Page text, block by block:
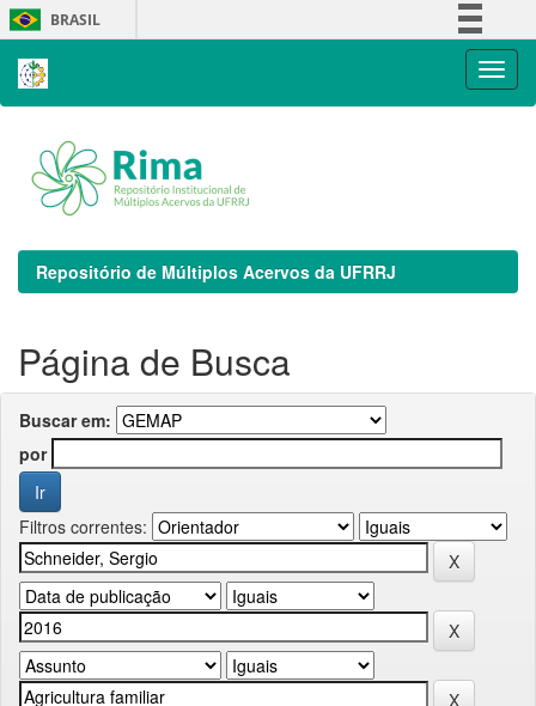
Skip
navigation
BRASIL
Repositório de Múltiplos Acervos da UFRRJ
Página de Busca
Buscar em:
por
Filtros correntes: